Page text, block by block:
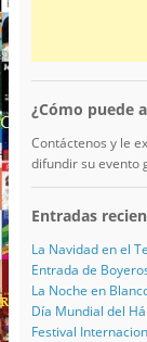
¿Cómo puede
Contáctenos y le
difundir su evento
Entradas
La Navidad en el
Entrada de
La Noche en
Día Mundial del
Festival